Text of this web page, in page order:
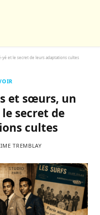
yé et le secret de leurs adaptations cultes
et sœurs, un
secret de
cultes
TREMBLAY